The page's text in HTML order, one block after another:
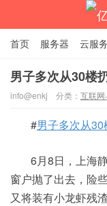
首页 服务器 云服
男子多次从30楼
info@enkj 分类： 互联网
#男子多次从
6月8日，上海
窗户抛了出去，险
又将装有小龙虾残